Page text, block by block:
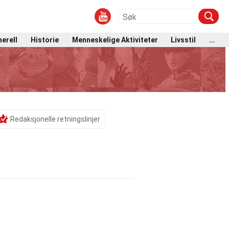
Historie Menneskelige Aktiviteter Livsstil ...
Redaksjonelle retningslinjer